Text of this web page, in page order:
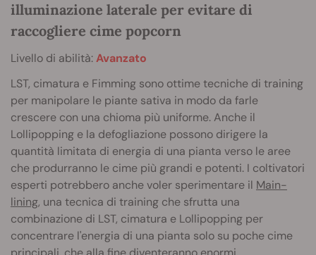
illuminazione laterale per evitare di
raccogliere cime popcorn
Livello di abilità:Avanzato
LST, cimatura e Fimming sono ottime tecniche di training
per manipolare le piante sativa in modo da farle
crescere con una chioma più uniforme. Anche il
Lollipopping e la defogliazione possono dirigere la
quantità limitata di energia di una pianta verso le aree
che produrranno le cime più grandi e potenti. I coltivatori
esperti potrebbero anche voler sperimentare il Main-
lining, una tecnica di training che sfrutta una
combinazione di LST, cimatura e Lollipopping per
concentrare l'energia di una pianta solo su poche cime